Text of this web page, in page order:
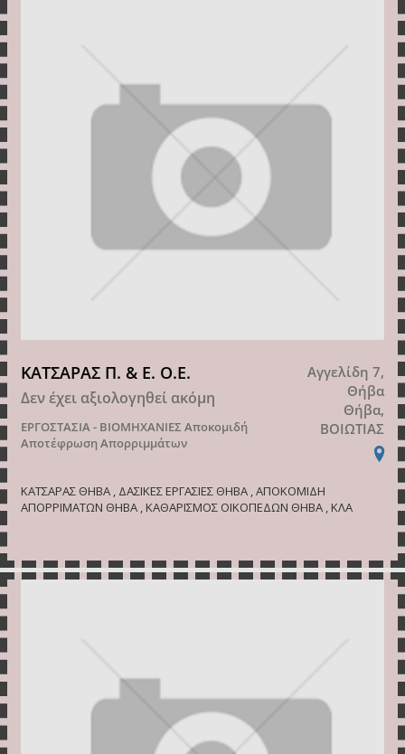
ΚΑΤΣΑΡΑΣ Π. & Ε. Ο.Ε.
Δεν έχει αξιολογηθεί ακόμη
ΕΡΓΟΣΤΑΣΙΑ - ΒΙΟΜΗΧΑΝΙΕΣ Αποκομιδή
Αποτέφρωση Απορριμμάτων
Αγγελίδη 7,
Θήβα
Θήβα,
ΒΟΙΩΤΙΑΣ
ΚΑΤΣΑΡΑΣ ΘΗΒΑ , ΔΑΣΙΚΕΣ ΕΡΓΑΣΙΕΣ ΘΗΒΑ , ΑΠΟΚΟΜΙΔΗ
ΑΠΟΡΡΙΜΑΤΩΝ ΘΗΒΑ , ΚΑΘΑΡΙΣΜΟΣ ΟΙΚΟΠΕΔΩΝ ΘΗΒΑ , ΚΛΑ